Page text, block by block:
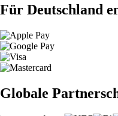
Für Deutschland
Globale